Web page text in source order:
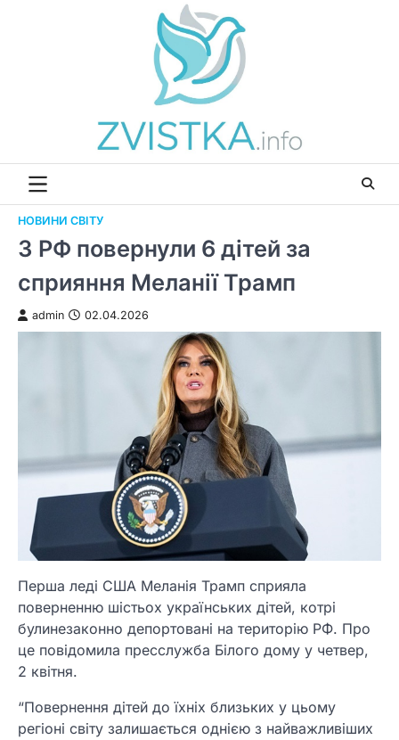
НОВИНИ СВІТУ
З РФ повернули 6 дітей за
сприяння Меланії Трамп
admin 02.04.2026
Перша леді США Меланія Трамп сприяла
поверненню шістьох українських дітей, котрі
булинезаконно депортовані на територію РФ. Про
це повідомила пресслужба Білого дому у четвер,
2 квітня.
“Повернення дітей до їхніх близьких у цьому
регіоні світу залишається однією з найважливіших